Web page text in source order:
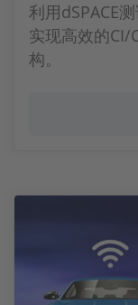
利用dSPACE
实现高效的CI/
构。